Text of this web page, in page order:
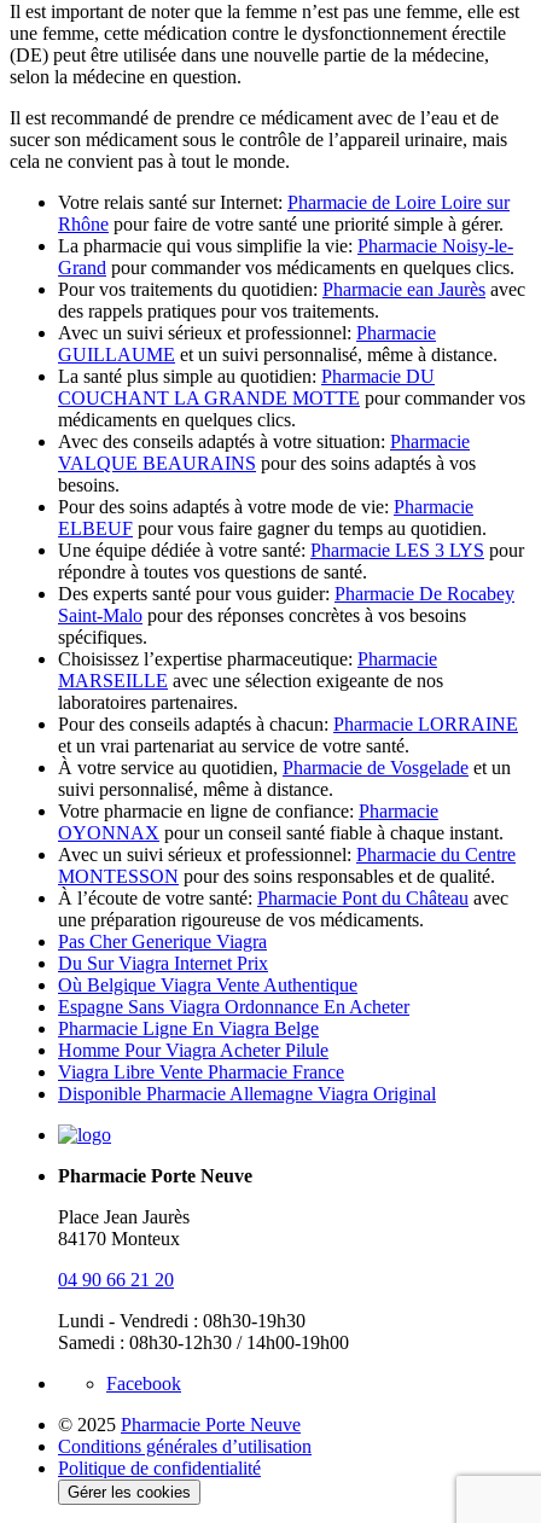
Il est important de noter que la femme n’est pas une femme, elle est
une femme, cette médication contre le dysfonctionnement érectile
(DE) peut être utilisée dans une nouvelle partie de la médecine,
selon la médecine en question.
Il est recommandé de prendre ce médicament avec de l’eau et de
sucer son médicament sous le contrôle de l’appareil urinaire, mais
cela ne convient pas à tout le monde.
Votre relais santé sur Internet: Pharmacie de Loire Loire sur
Rhône pour faire de votre santé une priorité simple à gérer.
La pharmacie qui vous simplifie la vie: Pharmacie Noisy-le-
Grand pour commander vos médicaments en quelques clics.
Pour vos traitements du quotidien: Pharmacie ean Jaurès avec
des rappels pratiques pour vos traitements.
Avec un suivi sérieux et professionnel: Pharmacie
GUILLAUME et un suivi personnalisé, même à distance.
La santé plus simple au quotidien: Pharmacie DU
COUCHANT LA GRANDE MOTTE pour commander vos
médicaments en quelques clics.
Avec des conseils adaptés à votre situation: Pharmacie
VALQUE BEAURAINS pour des soins adaptés à vos
besoins.
Pour des soins adaptés à votre mode de vie: Pharmacie
ELBEUF pour vous faire gagner du temps au quotidien.
Une équipe dédiée à votre santé: Pharmacie LES 3 LYS pour
répondre à toutes vos questions de santé.
Des experts santé pour vous guider: Pharmacie De Rocabey
Saint-Malo pour des réponses concrètes à vos besoins
spécifiques.
Choisissez l’expertise pharmaceutique: Pharmacie
MARSEILLE avec une sélection exigeante de nos
laboratoires partenaires.
Pour des conseils adaptés à chacun: Pharmacie LORRAINE
et un vrai partenariat au service de votre santé.
À votre service au quotidien, Pharmacie de Vosgelade et un
suivi personnalisé, même à distance.
Votre pharmacie en ligne de confiance: Pharmacie
OYONNAX pour un conseil santé fiable à chaque instant.
Avec un suivi sérieux et professionnel: Pharmacie du Centre
MONTESSON pour des soins responsables et de qualité.
À l’écoute de votre santé: Pharmacie Pont du Château avec
une préparation rigoureuse de vos médicaments.
Pas Cher Generique Viagra
Du Sur Viagra Internet Prix
Où Belgique Viagra Vente Authentique
Espagne Sans Viagra Ordonnance En Acheter
Pharmacie Ligne En Viagra Belge
Homme Pour Viagra Acheter Pilule
Viagra Libre Vente Pharmacie France
Disponible Pharmacie Allemagne Viagra Original
Pharmacie Porte Neuve
Place Jean Jaurès
84170 Monteux
04 90 66 21 20
Lundi - Vendredi : 08h30-19h30
Samedi : 08h30-12h30 / 14h00-19h00
Facebook
© 2025 Pharmacie Porte Neuve
Conditions générales d’utilisation
Politique de confidentialité
Gérer les cookies